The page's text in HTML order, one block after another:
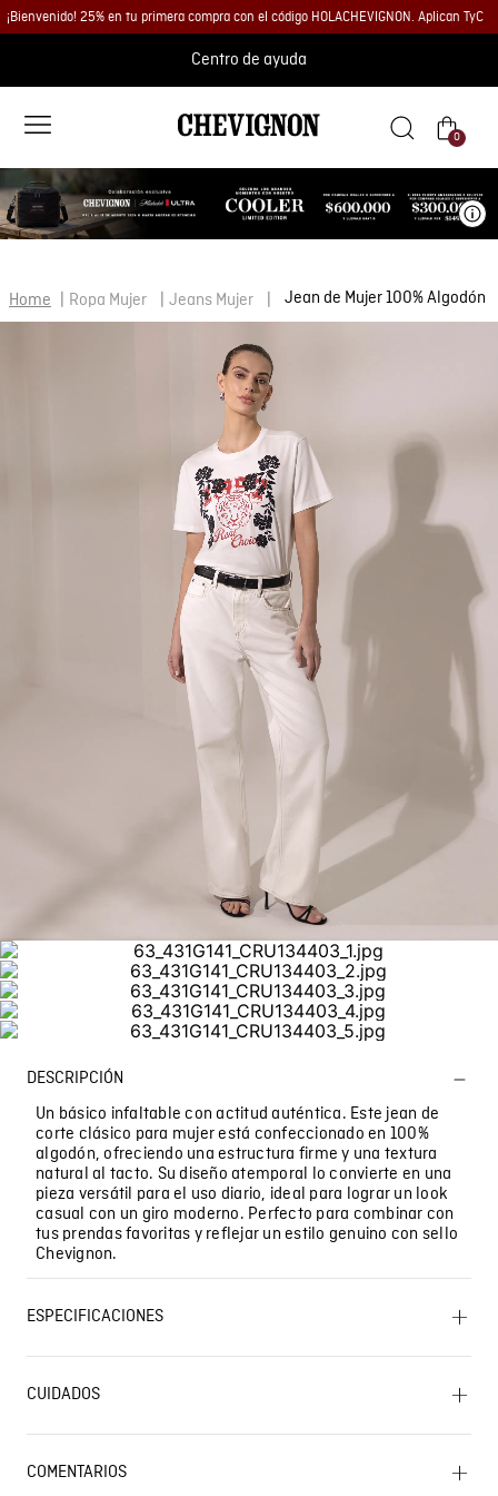
¡Bienvenido! 25% en tu primera compra con el código HOLACHEVIGNON. Aplican TyC
Centro de ayuda
0
Ropa Mujer Jeans Mujer Jean de Mujer 100% Algodón
DESCRIPCIÓN
Un básico infaltable con actitud auténtica. Este jean de
corte clásico para mujer está confeccionado en 100%
algodón, ofreciendo una estructura firme y una textura
natural al tacto. Su diseño atemporal lo convierte en una
pieza versátil para el uso diario, ideal para lograr un look
casual con un giro moderno. Perfecto para combinar con
tus prendas favoritas y reflejar un estilo genuino con sello
Chevignon.
ESPECIFICACIONES
Lavado SIC
separadamente. BLANQUEADO: No usar blanqueador.
SECADO: No secar en máquina. OTROS: Lavar por el
seco. SECADO: Secado en tendedero a la sombra.
Proceso normal. OTROS: No remojar. OTROS: Lavar con
CUIDADOS
COMENTARIOS